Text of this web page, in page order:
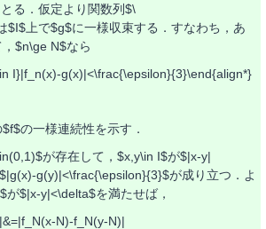
る．仮定より関数列$\
$I$上で$g$に一様収束する．すなわち，あ
$n\ge N$なら
I}|f_n(x)-g(x)|<\frac{\epsilon}{3}\end{align*}
の一様連続性を示す．
が存在して，$x,y\in I$が$|x-y|
g(y)|<\frac{\epsilon}{3}$が成り立つ．よ
が$|x-y|<\delta$を満たせば，
N)-f_N(y-N)|